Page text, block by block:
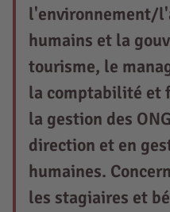
l'environnement/
humains et la
tourisme, le
la comptabilité et
la gestion des
direction et en
humaines.
les stagiaires et